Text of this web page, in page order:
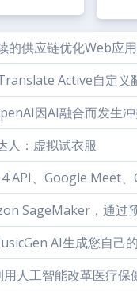
的供应链优化Web应
Active自定义
因AI融合而发生
人：虚拟试衣服
API、Google Meet
SageMaker，通过
AI生成您自己
用人工智能改革医疗保